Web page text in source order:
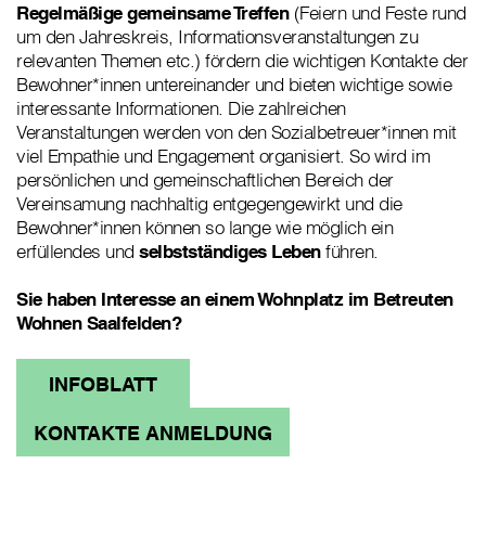
Regelmäßige gemeinsame Treffen(Feiern und Feste rund
um den Jahreskreis, Informationsveranstaltungen zu
relevanten Themen etc.) fördern die wichtigen Kontakte der
Bewohner*innen untereinander und bieten wichtige sowie
interessante Informationen. Die zahlreichen
Veranstaltungen werden von den Sozialbetreuer*innen mit
viel Empathie und Engagement organisiert. So wird im
persönlichen und gemeinschaftlichen Bereich der
Vereinsamung nachhaltig entgegengewirkt und die
Bewohner*innen können so lange wie möglich ein
erfüllendes und selbstständiges Lebenführen.
Sie haben Interesse an einem Wohnplatz im Betreuten
Wohnen Saalfelden?
INFOBLATT
KONTAKTE ANMELDUNG